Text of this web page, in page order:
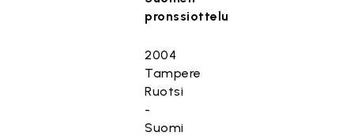
pronssiottelu
2004
Tampere
Ruotsi
-
Suomi